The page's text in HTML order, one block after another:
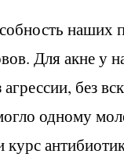
наших
Для акне у
без
одному